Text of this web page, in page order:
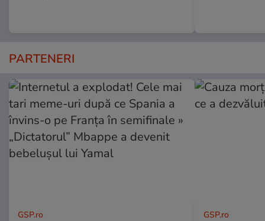
PARTENERI
GSP.ro GSP.ro